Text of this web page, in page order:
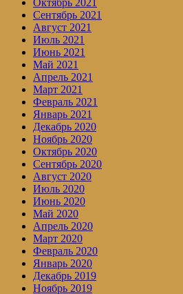
Октябрь 2021
Сентябрь 2021
Август 2021
Июль 2021
Июнь 2021
Май 2021
Апрель 2021
Март 2021
Февраль 2021
Январь 2021
Декабрь 2020
Ноябрь 2020
Октябрь 2020
Сентябрь 2020
Август 2020
Июль 2020
Июнь 2020
Май 2020
Апрель 2020
Март 2020
Февраль 2020
Январь 2020
Декабрь 2019
Ноябрь 2019